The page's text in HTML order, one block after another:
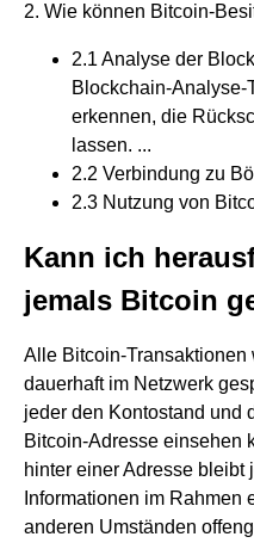
2. Wie können Bitcoin-
2.1 Analyse der
Blockchain-Analyse-
erkennen, die
lassen. ...
2.2 Verbindung zu
2.3 Nutzung von
Kann ich
jemals Bitcoin
Alle Bitcoin-Transaktionen
dauerhaft im Netzwerk
jeder den Kontostand und
Bitcoin-Adresse einsehen
hinter einer Adresse bleibt
Informationen im Rahmen
anderen Umständen